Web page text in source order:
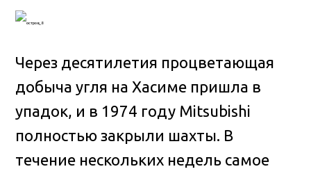
Через десятилетия процветающая
добыча угля на Хасиме пришла в
упадок, и в 1974 году Mitsubishi
полностью закрыли шахты. В
течение нескольких недель самое